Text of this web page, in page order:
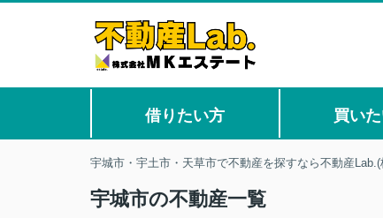
借りたい方 買い
宇城市・宇土市・天草市で不動産を探すなら不動産
宇城市の不動産一覧